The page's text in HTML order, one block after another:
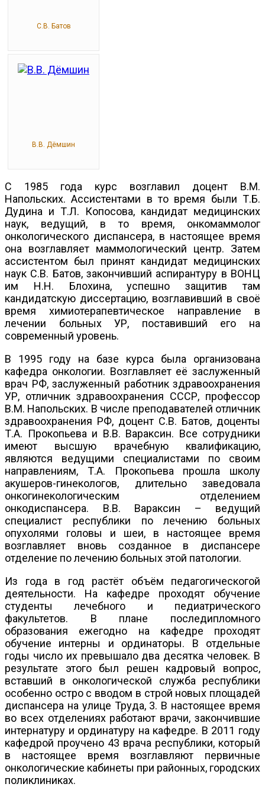
С.В. Батов
В.В. Дёмшин
С 1985 года курс возглавил доцент В.М.
Напольских. Ассистентами в то время были Т.Б.
Дудина и Т.Л. Копосова, кандидат медицинских
наук, ведущий, в то время, онкомаммолог
онкологического диспансера, в настоящее время
она возглавляет маммологический центр. Затем
ассистентом был принят кандидат медицинских
наук С.В. Батов, закончивший аспирантуру в ВОНЦ
им Н.Н. Блохина, успешно защитив там
кандидатскую диссертацию, возглавивший в своё
время химиотерапевтическое направление в
лечении больных УР, поставивший его на
современный уровень.
В 1995 году на базе курса была организована
кафедра онкологии. Возглавляет её заслуженный
врач РФ, заслуженный работник здравоохранения
УР, отличник здравоохранения СССР, профессор
В.М. Напольских. В числе преподавателей отличник
здравоохранения РФ, доцент С.В. Батов, доценты
Т.А. Прокопьева и В.В. Вараксин. Все сотрудники
имеют высшую врачебную квалификацию,
являются ведущими специалистами по своим
направлениям, Т.А. Прокопьева прошла школу
акушеров-гинекологов, длительно заведовала
онкогинекологическим отделением
онкодиспансера. В.В. Вараксин – ведущий
специалист республики по лечению больных
опухолями головы и шеи, в настоящее время
возглавляет вновь созданное в диспансере
отделение по лечению больных этой патологии.
Из года в год растёт объём педагогическогой
деятельности. На кафедре проходят обучение
студенты лечебного и педиатрического
факультетов. В плане последипломного
образования ежегодно на кафедре проходят
обучение интерны и ординаторы. В отдельные
годы число их превышало два десятка человек. В
результате этого был решен кадровый вопрос,
вставший в онкологической служба республики
особенно остро с вводом в строй новых площадей
диспансера на улице Труда, 3. В настоящее время
во всех отделениях работают врачи, закончившие
интернатуру и ординатуру на кафедре. В 2011 году
кафедрой проучено 43 врача республики, который
в настоящее время возглавляют первичные
онкологические кабинеты при районных, городских
поликлиниках.